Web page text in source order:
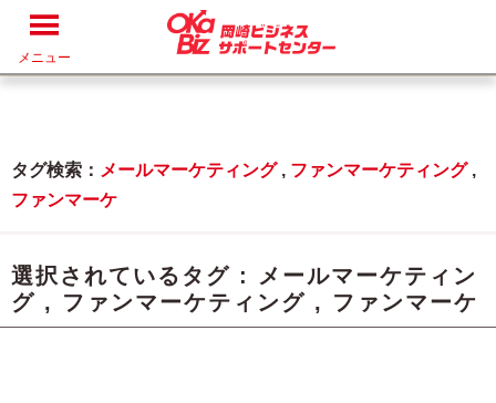
メニュー
タグ検索： メールマーケティング, ファンマーケティング,
ファンマーケ
選択されているタグ :
メールマーケティン
グ , ファンマーケティング , ファンマーケ